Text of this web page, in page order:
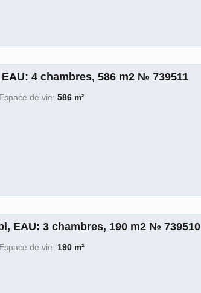
4 chambres, 586 m2 № 739511
Espace de vie: 586 m²
EAU: 3 chambres, 190 m2 № 739510
Espace de vie: 190 m²